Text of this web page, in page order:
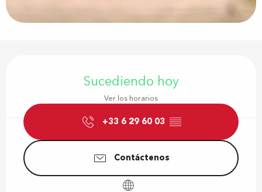
Sucediendo hoy
Ver los horarios
+33 6 29 60 03 ▒▒
Contáctenos